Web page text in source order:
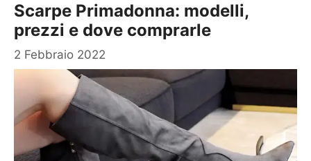
Scarpe Primadonna: modelli,
prezzi e dove comprarle
2 Febbraio 2022